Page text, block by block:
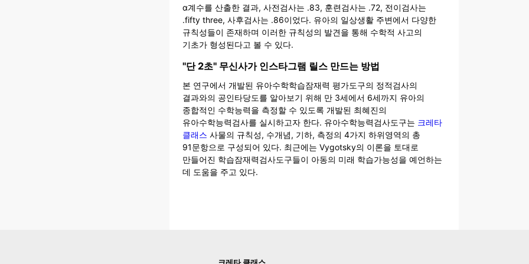
α계수를 산출한 결과, 사전검사는 .83, 훈련검사는 .72, 전이검사는
.fifty three, 사후검사는 .86이었다. 유아의 일상생활 주변에서 다양한
규칙성들이 존재하며 이러한 규칙성의 발견을 통해 수학적 사고의
기초가 형성된다고 볼 수 있다.
"단 2초" 무신사가 인스타그램 릴스 만드는 방법
본 연구에서 개발된 유아수학학습잠재력 평가도구의 정적검사의
결과와의 공인타당도를 알아보기 위해 만 3세에서 6세까지 유아의
종합적인 수학능력을 측정할 수 있도록 개발된 최혜진의
유아수학능력검사를 실시하고자 한다. 유아수학능력검사도구는 크레타
클래스 사물의 규칙성, 수개념, 기하, 측정의 4가지 하위영역의 총
91문항으로 구성되어 있다. 최근에는 Vygotsky의 이론을 토대로
만들어진 학습잠재력검사도구들이 아동의 미래 학습가능성을 예언하는
데 도움을 주고 있다.